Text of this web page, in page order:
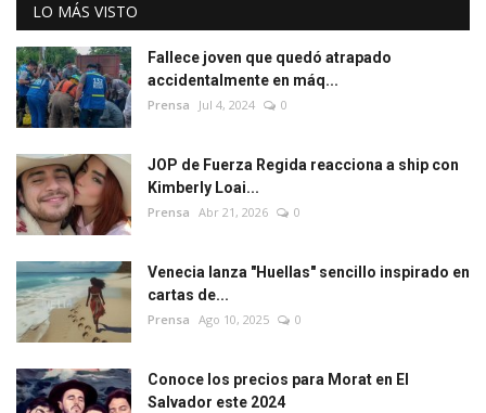
LO MÁS VISTO
Fallece joven que quedó atrapado
accidentalmente en máq...
Prensa Jul 4, 2024 0
JOP de Fuerza Regida reacciona a ship con
Kimberly Loai...
Prensa Abr 21, 2026 0
Venecia lanza "Huellas" sencillo inspirado en
cartas de...
Prensa Ago 10, 2025 0
Conoce los precios para Morat en El
Salvador este 2024